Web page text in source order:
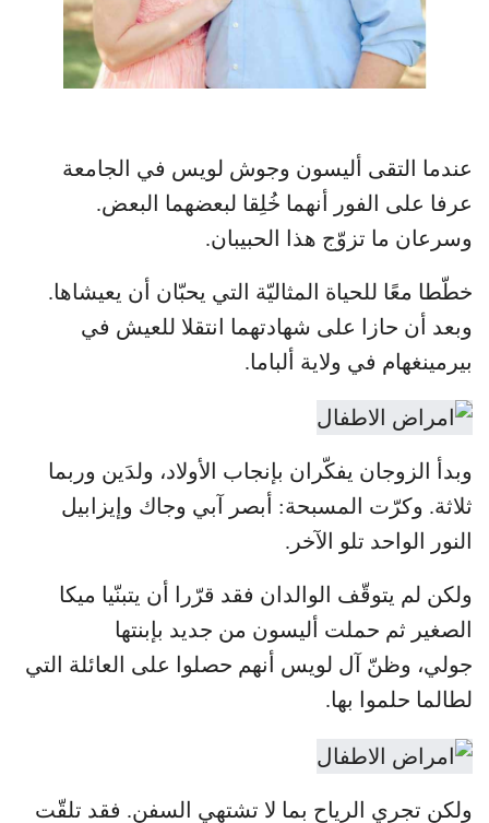
عندما التقى أليسون وجوش لويس في الجامعة
عرفا على الفور أنهما خُلِقا لبعضهما البعض.
وسرعان ما تزوّج هذا الحبيبان.
خطّطا معًا للحياة المثاليّة التي يحبّان أن يعيشاها.
وبعد أن حازا على شهادتهما انتقلا للعيش في
بيرمينغهام في ولاية ألباما.
وبدأ الزوجان يفكّران بإنجاب الأولاد، ولدَين وربما
ثلاثة. وكرّت المسبحة: أبصر آبي وجاك وإيزابيل
النور الواحد تلو الآخر.
ولكن لم يتوقّف الوالدان فقد قرّرا أن يتبنّيا ميكا
الصغير ثم حملت أليسون من جديد بإبنتها
جولي، وظنّ آل لويس أنهم حصلوا على العائلة التي
لطالما حلموا بها.
ولكن تجري الرياح بما لا تشتهي السفن. فقد تلقّت